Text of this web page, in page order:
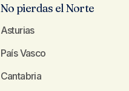
No pierdas el Norte
Asturias
País Vasco
Cantabria